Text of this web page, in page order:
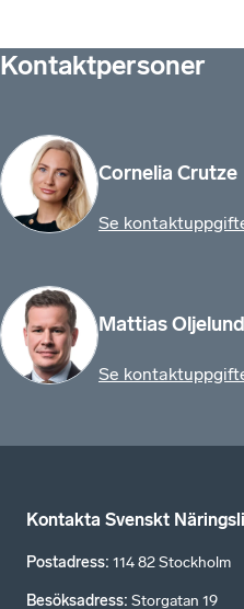
Kontaktpersoner
Cornelia Crutze
Se
Mattias Oljelund
Se
Kontakta Svenskt
Postadress: 114 82 Stockholm
Besöksadress: Storgatan 19